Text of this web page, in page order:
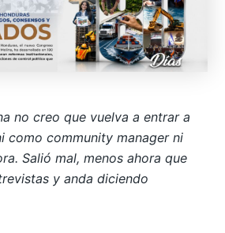
no creo que vuelva a entrar a
como community manager ni
Salió mal, menos ahora que
y anda diciendo